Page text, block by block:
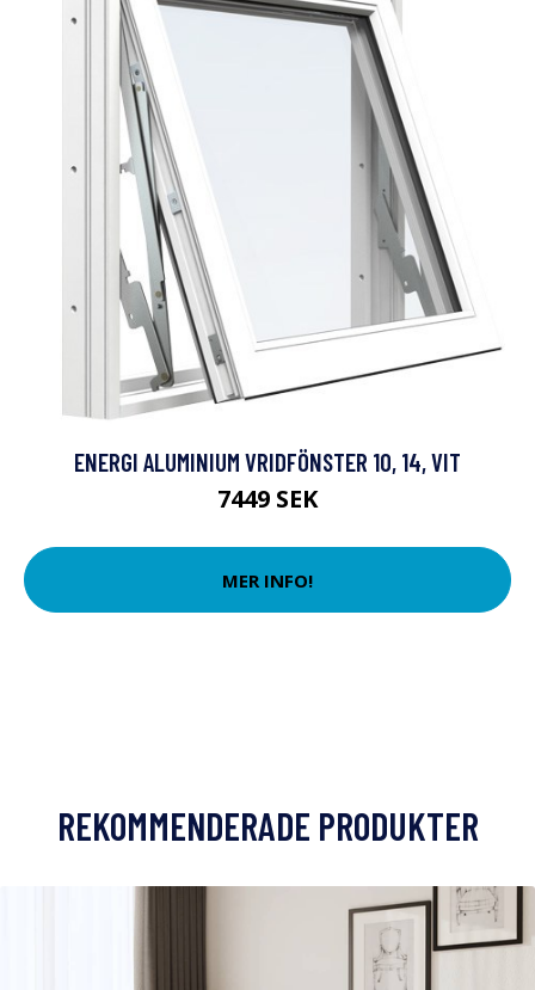
ENERGI ALUMINIUM VRIDFÖNSTER 10, 14, VIT
7449 SEK
MER INFO!
REKOMMENDERADE PRODUKTER